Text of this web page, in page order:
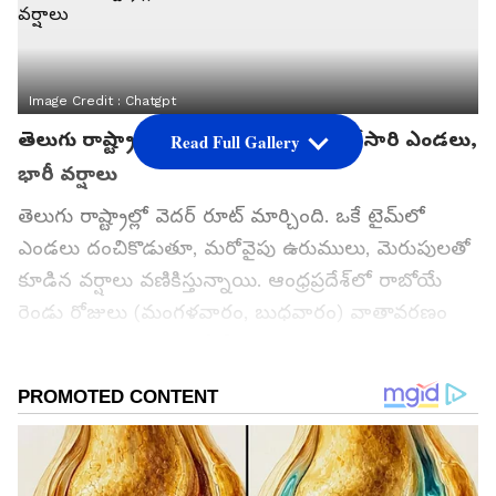
Image Credit :Chatgpt
తెలుగు రాష్ట్రాల్లో వింత వాతావరణం.. ఒకేసారి ఎండలు,
భారీ వర్షాలు
తెలుగు రాష్ట్రాల్లో వెదర్ రూట్ మార్చింది. ఒకే టైమ్‌లో
ఎండలు దంచికొడుతూ, మరోవైపు ఉరుములు, మెరుపులతో
కూడిన వర్షాలు వణికిస్తున్నాయి. ఆంధ్రప్రదేశ్‌లో రాబోయే
రెండు రోజులు (మంగళవారం, బుధవారం) వాతావరణం
ఇచ్చారు. ఒక పక్కన భానుడు నిప్పుల కురిపిస్తుంటే..
మరోపక్కన పిడుగులతో వర్షం విరుచుకుపడే ఛాన్స్ ఉందని
ఆయన హెచ్చరించారు.
Read Full Gallery